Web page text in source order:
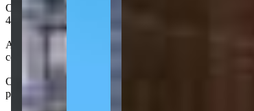
O CNA Latitude é um empreendimento idealizado pela
4 vagas de garagem.
A área de lazer conta com piscina interna e externa,
como pet place, playground e espaço teen.
O projeto oferece infraestrutura moderna com sistemas
persianas automatizadas, fechadura eletrônica e